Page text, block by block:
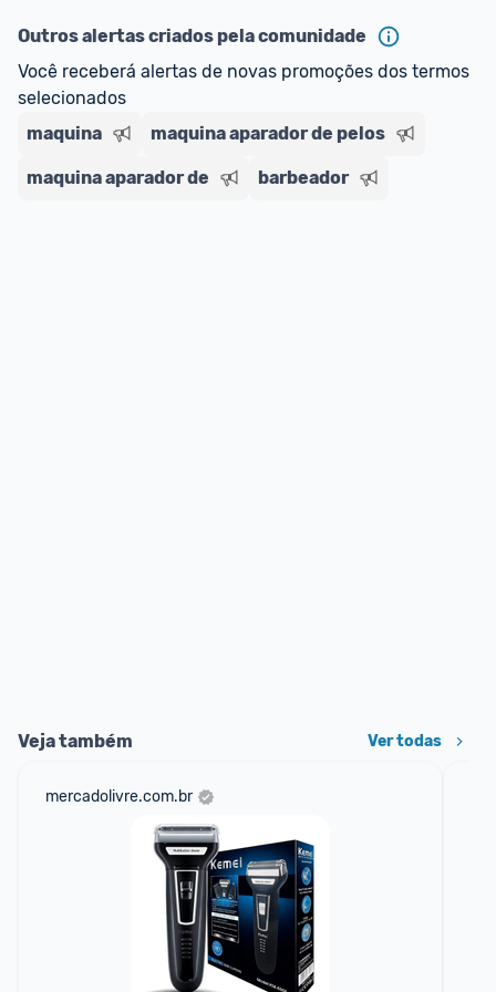
ou MercadoLíder Platinum.
E lembre-se: você sempre pode contar ajuda da
comunidade para tirar dúvidas ou acionar os
nossos Admins marcando @admin em um
Outros alertas criados pela comunidade
Você receberá alertas de novas promoções dos termos
selecionados
maquina
maquina aparador de pelos
maquina aparador de barbeador
Veja também Ver todas
mercadolivre.com.br